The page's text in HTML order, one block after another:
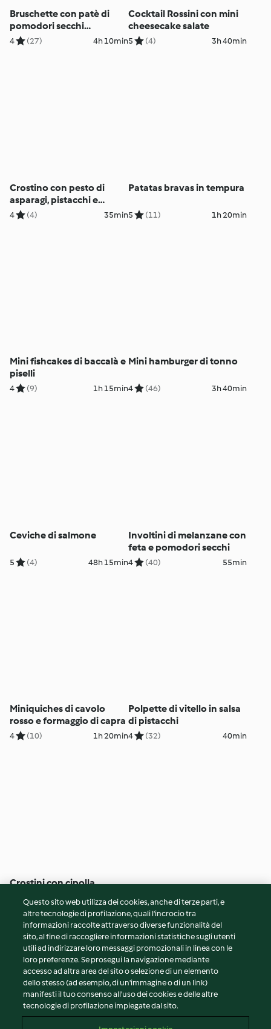
Bruschette con patè di
pomodori secchi
all'arancio
4 (27) 4h 10min
Cocktail Rossini con mini
cheesecake salate
5 (4) 3h 40min
Crostino con pesto di
asparagi, pistacchi e
ceviche di gamberi
4 (4) 35min
Patatas bravas in tempura
5 (11) 1h 20min
Mini fishcakes di baccalà e
piselli
4 (9) 1h 15min
Mini hamburger di tonno
4 (46) 3h 40min
Ceviche di salmone
5 (4) 48h 15min
Involtini di melanzane con
feta e pomodori secchi
4 (40) 55min
Miniquiches di cavolo
rosso e formaggio di capra
4 (10) 1h 20min
Polpette di vitello in salsa
di pistacchi
4 (32) 40min
Crostini con cipolla
maiale e Camembert
(32) 1h
© Copyright 2026
Termini del servizio
Informativa sulla privacy
Avvertenze generali
Note legali
Questo sito web utilizza dei cookies, anche di terze parti, e
altre tecnologie di profilazione, quali l’incrocio tra
informazioni raccolte attraverso diverse funzionalità del
sito, al fine di raccogliere informazioni statistiche sugli utenti
utili ad indirizzare loro messaggi promozionali in linea con le
loro preferenze. Se prosegui la navigazione mediante
accesso ad altra area del sito o selezione di un elemento
dello stesso (ad esempio, di un'immagine o di un link)
manifesti il tuo consenso all'uso dei cookies e delle altre
tecnologie di profilazione impiegate dal sito.